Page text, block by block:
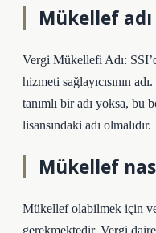
Mükellef
Vergi Mükellefi Adı:
hizmeti sağlayıcısının
tanımlı bir adı yoksa, bu
lisansındaki adı olmalıdır.
Mükellef
Mükellef olabilmek için
gerekmektedir. Vergi